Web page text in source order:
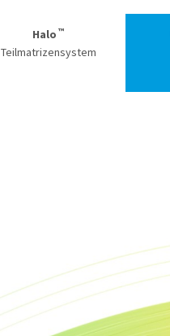
Halo ™
Teilmatrizensystem